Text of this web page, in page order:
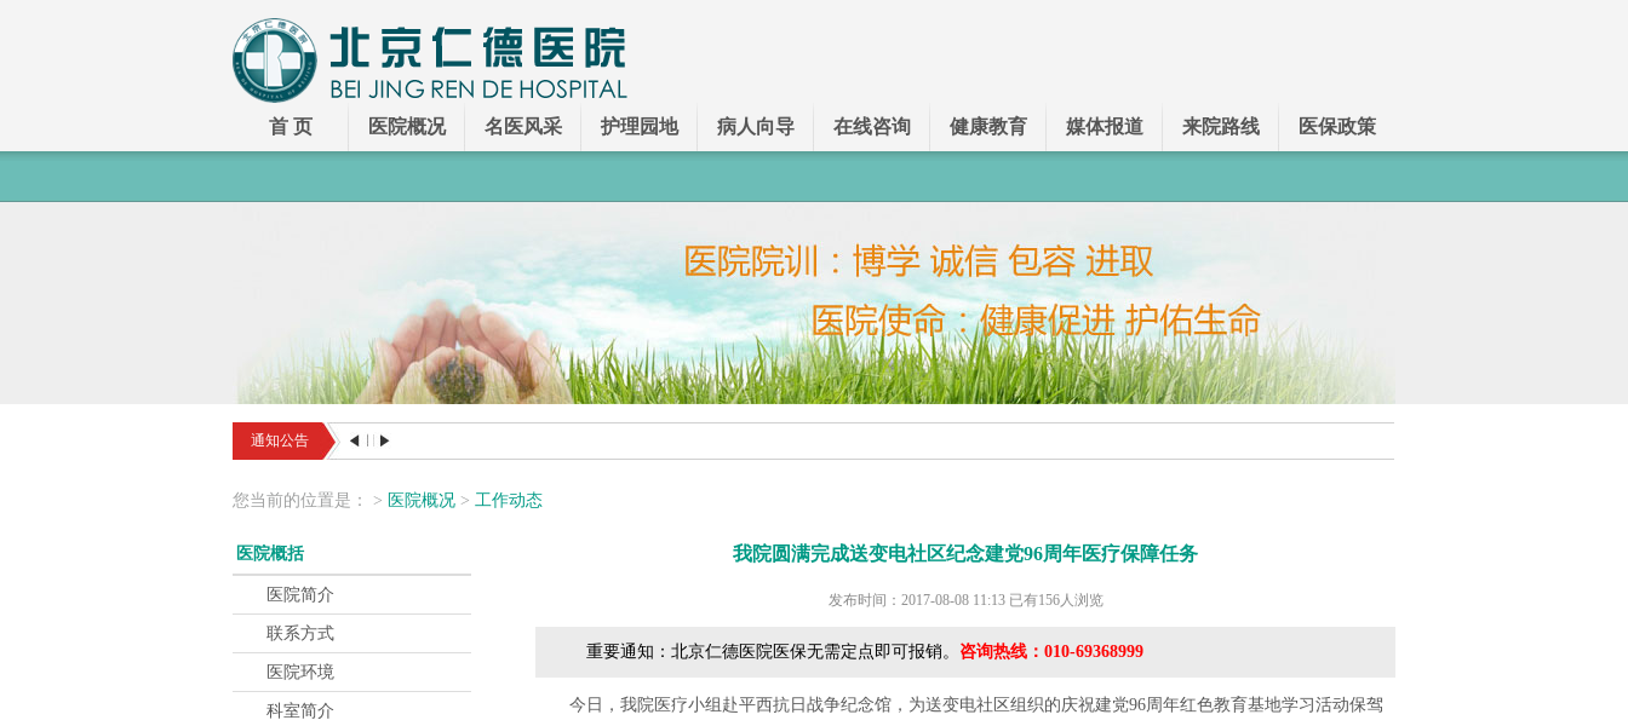
首 页 医院概况 名医风采 护理园地 病人向导 在线咨询 健康教育 媒体报道 来院路线 医保政策
通知公告
您当前的位置是 ： > 医院概况 > 工作动态
医院概括
医院简介
联系方式
医院环境
科室简介
我院圆满完成送变电社区纪念建党96周年医疗保障任务
发布时间：2017-08-08 11:13 已有156人浏览
重要通知：北京仁德医院医保无需定点即可报销。 咨询热线：010-69368999
今日，我院医疗小组赴平西抗日战争纪念馆，为送变电社区组织的庆祝建党96周年红色教育基地学习活动保驾